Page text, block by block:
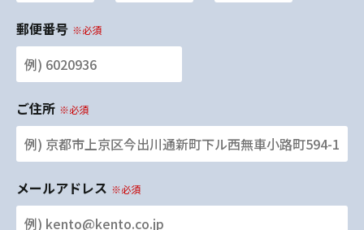
郵便番号 ※必須
ご住所 ※必須
メールアドレス ※必須